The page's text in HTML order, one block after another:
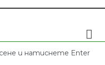
и натиснете Enter